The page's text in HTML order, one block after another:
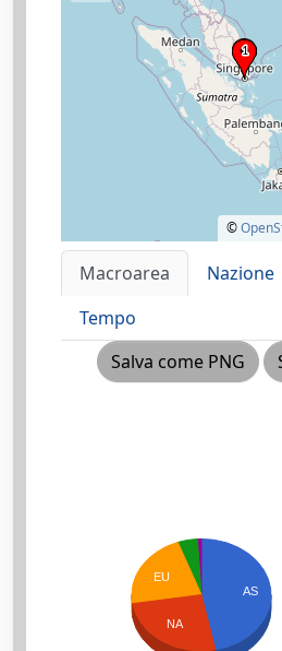
©
Macroarea Nazione
Tempo
Salva come PNG
AS
EU
NA